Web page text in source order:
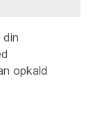
din
opkald